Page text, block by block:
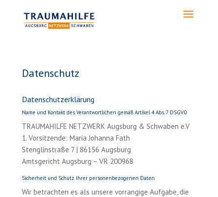
Datenschutz
Datenschutzerklärung
Name und Kontakt des Verantwortlichen gemäß Artikel 4 Abs. 7 DSGVO
TRAUMAHILFE NETZWERK Augsburg & Schwaben e.V
1. Vorsitzende: Maria Johanna Fath
Stenglinstraße 7 | 86156 Augsburg
Amtsgericht Augsburg – VR 200968
Sicherheit und Schutz Ihrer personenbezogenen Daten
Wir betrachten es als unsere vorrangige Aufgabe, die